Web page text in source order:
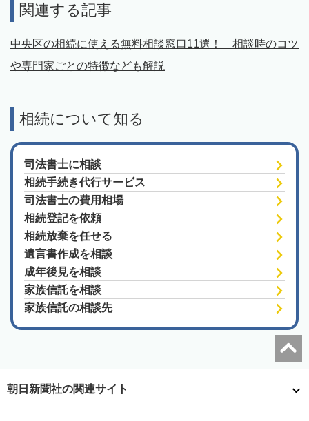
関連する記事
中央区の相続に使える無料相談窓口11選！ 相談時のコツ
や専門家ごとの特徴なども解説
相続について知る
司法書士に相談
相続手続き代行サービス
司法書士の費用相場
相続登記を依頼
相続放棄を任せる
遺言書作成を相談
成年後見を相談
家族信託を相談
家族信託の相談先
朝日新聞社の関連サイト